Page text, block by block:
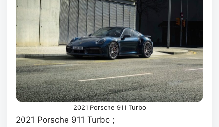
2021 Porsche 911 Turbo
2021 Porsche 911 Turbo ;